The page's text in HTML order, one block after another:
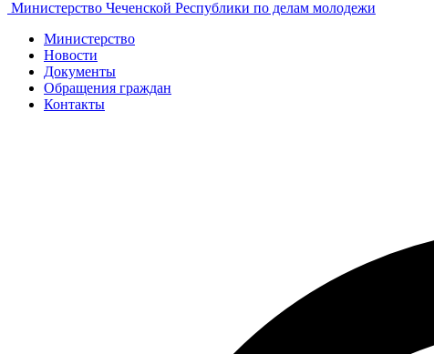
Министерство Чеченской Республики по делам молодежи
Министерство
Новости
Документы
Обращения граждан
Контакты